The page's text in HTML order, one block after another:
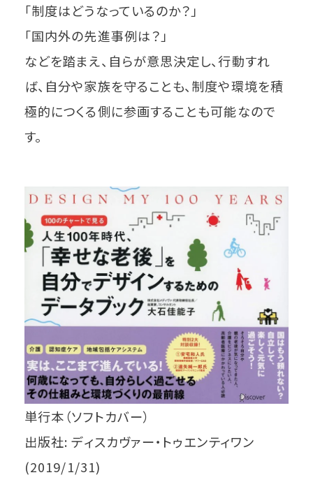
「制度はどうなっているのか？」
「国内外の先進事例は？」
などを踏まえ、自らが意思決定し、行動すれ
ば、自分や家族を守ることも、制度や環境を積
極的につくる側に参画することも可能なので
す。
単行本（ソフトカバー）
出版社: ディスカヴァー・トゥエンティワン
(2019/1/31)